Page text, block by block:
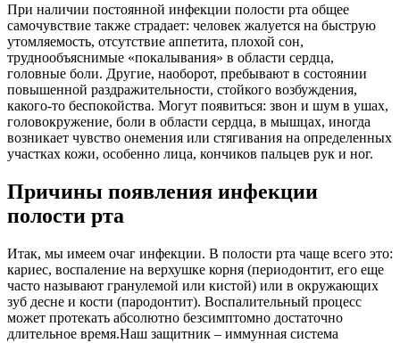
При наличии постоянной инфекции полости рта общее
самочувствие также страдает: человек жалуется на быструю
утомляемость, отсутствие аппетита, плохой сон,
труднообъяснимые «покалывания» в области сердца,
головные боли. Другие, наоборот, пребывают в состоянии
повышенной раздражительности, стойкого возбуждения,
какого-то беспокойства. Могут появиться: звон и шум в ушах,
головокружение, боли в области сердца, в мышцах, иногда
возникает чувство онемения или стягивания на определенных
участках кожи, особенно лица, кончиков пальцев рук и ног.
Причины появления инфекции
полости рта
Итак, мы имеем очаг инфекции. В полости рта чаще всего это:
кариес, воспаление на верхушке корня (периодонтит, его еще
часто называют гранулемой или кистой) или в окружающих
зуб десне и кости (пародонтит). Воспалительный процесс
может протекать абсолютно безсимптомно достаточно
длительное время.Наш защитник – иммунная система